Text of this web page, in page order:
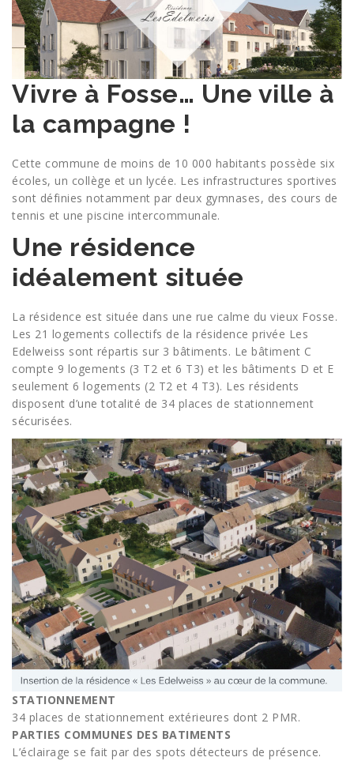
Vivre à Fosse… Une ville à
la campagne !
Cette commune de moins de 10 000 habitants possède six
écoles, un collège et un lycée. Les infrastructures sportives
sont définies notamment par deux gymnases, des cours de
tennis et une piscine intercommunale.
Une résidence
idéalement située
La résidence est située dans une rue calme du vieux Fosse.
Les 21 logements collectifs de la résidence privée Les
Edelweiss sont répartis sur 3 bâtiments. Le bâtiment C
compte 9 logements (3 T2 et 6 T3) et les bâtiments D et E
seulement 6 logements (2 T2 et 4 T3). Les résidents
disposent d’une totalité de 34 places de stationnement
sécurisées.
STATIONNEMENT
34 places de stationnement extérieures dont 2 PMR.
PARTIES COMMUNES DES BATIMENTS
L’éclairage se fait par des spots détecteurs de présence.